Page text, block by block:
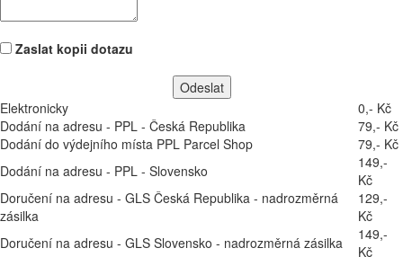
Zaslat kopii dotazu
Elektronicky
0,- Kč
Dodání na adresu - PPL - Česká Republika
79,- Kč
Dodání do výdejního místa PPL Parcel Shop
79,- Kč
Dodání na adresu - PPL - Slovensko
149,-
Kč
Doručení na adresu - GLS Česká Republika - nadrozměrná
zásilka
129,-
Kč
Doručení na adresu - GLS Slovensko - nadrozměrná zásilka
149,-
Kč